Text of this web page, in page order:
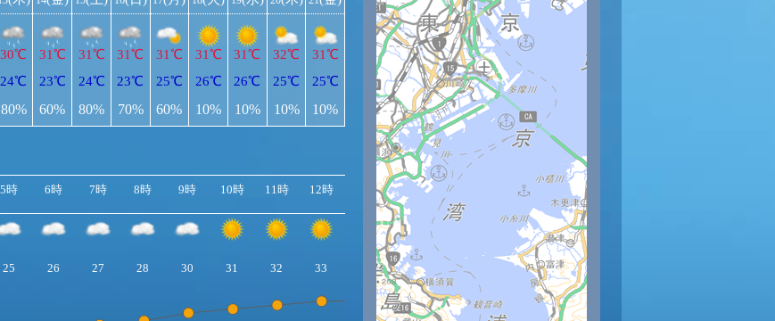
30℃
24℃
80%
31℃
23℃
60%
31℃
24℃
80%
31℃
23℃
70%
31℃
25℃
60%
31℃
26℃
10%
31℃
26℃
10%
32℃
25℃
10%
31℃
25℃
10%
5時 6時 7時 8時 9時 10時 11時 12時 13時 14時 15時 18時
25 26 27 28 30 31 32 33 34 33 32 31